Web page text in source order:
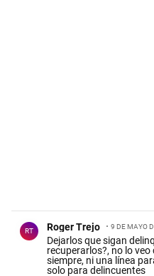
RT Roger Trejo 9 DE MAYO
Dejarlos que sigan
recuperarlos?, no lo
siempre, ni una línea
solo para delincuentes